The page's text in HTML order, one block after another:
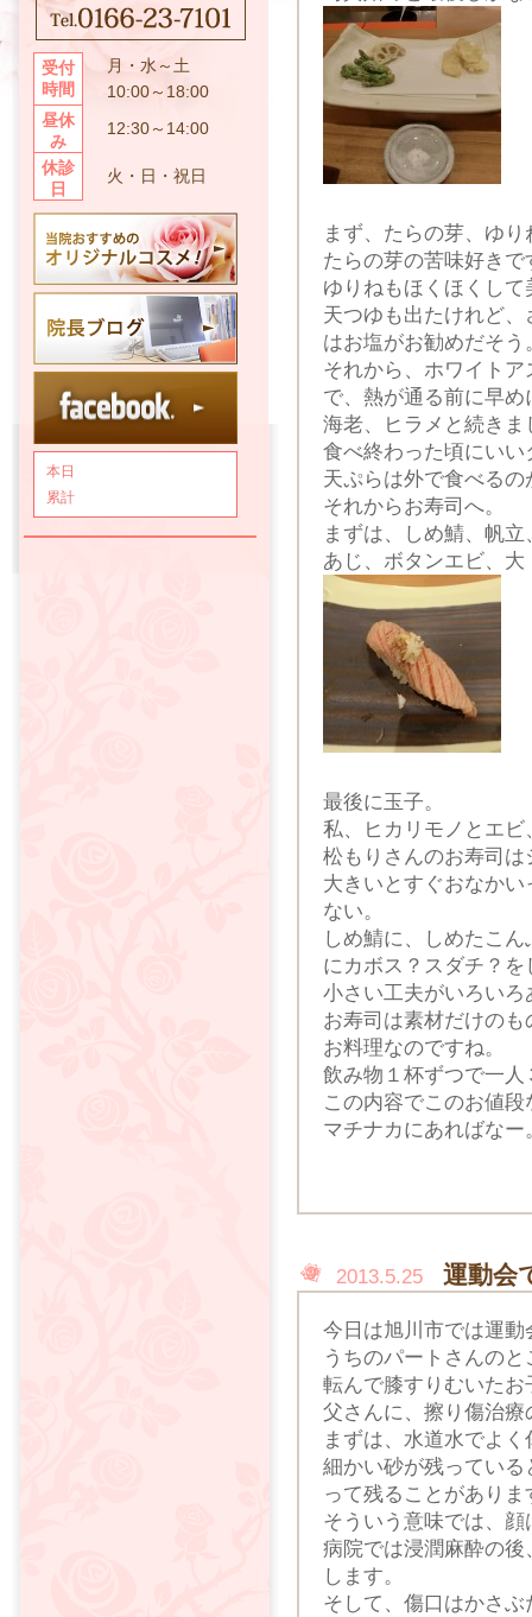
受付
時間
月・水～土
10:00～18:00
昼休
み
12:30～14:00
休診
日
火・日・祝日
本日
累計
まず、たらの芽、ゆ
たらの芽の苦味好き
ゆりねもほくほくして
天つゆも出たけれど
はお塩がお勧めだそう
それから、ホワイト
で、熱が通る前に早
海老、ヒラメと続きま
食べ終わった頃にい
天ぷらは外で食べる
それからお寿司へ。
まずは、しめ鯖、帆
あじ、ボタンエビ、大
最後に玉子。
私、ヒカリモノとエ
松もりさんのお寿司
大きいとすぐおなか
ない。
しめ鯖に、しめたこ
にカボス？スダチ？
小さい工夫がいろい
お寿司は素材だけの
お料理なのですね。
飲み物１杯ずつで一人
この内容でこのお値
マチナカにあればなー
2013.5.25 運動会
今日は旭川市では運
うちのパートさんの
転んで膝すりむいた
父さんに、擦り傷治療
まずは、水道水でよ
細かい砂が残ってい
って残ることがありま
そういう意味では、
病院では浸潤麻酔の
します。
そして、傷口はかさ